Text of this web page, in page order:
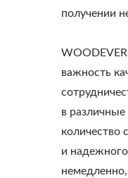
получении
важность
в
количество
и